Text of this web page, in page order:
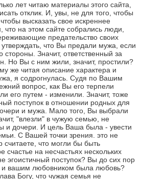
лет читаю материалы этого сайта,
отклик. И, увы, не для того, чтобы
высказать свое искреннее
на этом сайте собрались люди,
предательство своих
что Вы предали мужа, если
Значит, ответственный за
Но Вы с ним жили, значит, простили?
же читая описание характера и
я содрогнулась. Судя по Вашим
вопрос, как Вы его терпели
его путем - изменили. Значит, тоже
поступок в отношении родных для
и мужа. Мало того, Вы выбрали
"влезли" в чужую семью, не
и дочери. И цель Ваша была - увести
С Вашей точки зрения. это не
считаете, что могли бы быть
счастье на несчастьях нескольких
эгоистичный поступок? Вы до сих пор
и вашим любовником была любовь?
Богу, что чужая семья не